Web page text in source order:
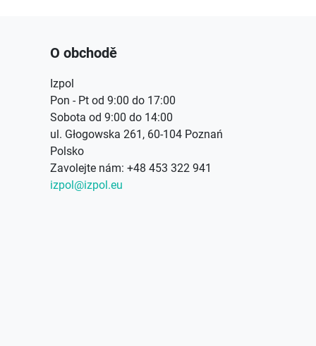
O obchodě
Izpol
Pon - Pt od 9:00 do 17:00
Sobota od 9:00 do 14:00
ul. Głogowska 261, 60-104 Poznań
Polsko
Zavolejte nám: +48 453 322 941
izpol@izpol.eu